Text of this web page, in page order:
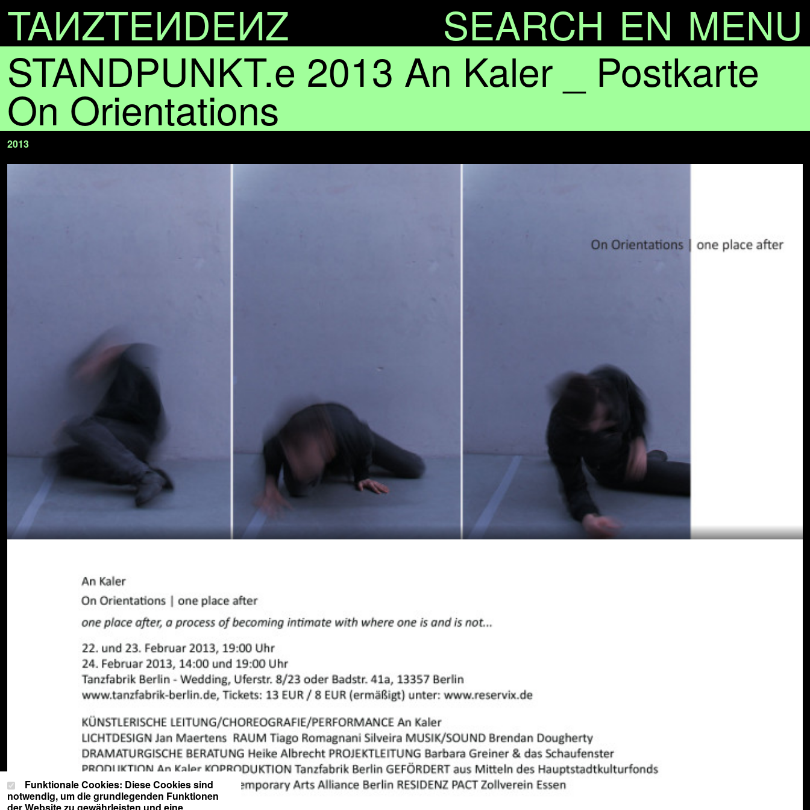
TANZTENDENZ SEARCH EN MENU
STANDPUNKT.e 2013 An Kaler _ Postkarte
On Orientations
2013
Cookie-Einstellungen
Wählen Sie Ihre Cookie-Präferenzen für diese Website.
Funktionale Cookies: Diese Cookies sind
notwendig, um die grundlegenden Funktionen